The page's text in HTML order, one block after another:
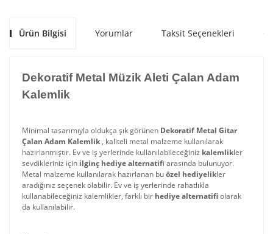
Ürün Bilgisi Yorumlar Taksit Seçenekleri
Dekoratif Metal Müzik Aleti Çalan Adam
Kalemlik
Minimal tasarımıyla oldukça şık görünen Dekoratif Metal Gitar
Çalan Adam Kalemlik , kaliteli metal malzeme kullanılarak
hazırlanmıştır. Ev ve iş yerlerinde kullanılabileceğiniz kalemlikler
sevdikleriniz için ilginç hediye alternatifi arasında bulunuyor.
Metal malzeme kullanılarak hazırlanan buözel hediyelikler
aradığınız seçenek olabilir. Ev ve iş yerlerinde rahatlıkla
kullanabileceğiniz kalemlikler, farklı bir hediye alternatifiolarak
da kullanılabilir.